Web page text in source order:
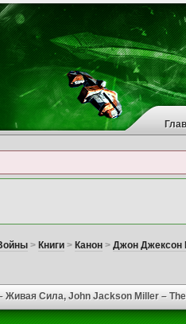
> Книги> Канон> Джон Джексон
Живая Сила, John Jackson Miller –